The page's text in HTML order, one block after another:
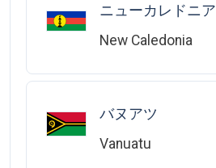
ニューカレドニア
New Caledonia
バヌアツ
Vanuatu